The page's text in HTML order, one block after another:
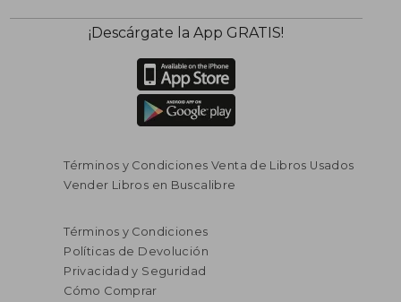
¡Descárgate la App GRATIS!
Términos y Condiciones Venta de Libros Usados
Vender Libros en Buscalibre
Términos y Condiciones
Políticas de Devolución
Privacidad y Seguridad
Cómo Comprar